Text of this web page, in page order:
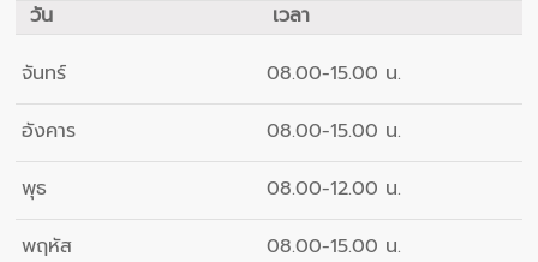
วัน
เวลา
จันทร์
08.00-15.00 น.
อังคาร
08.00-15.00 น.
พุธ
08.00-12.00 น.
พฤหัส
08.00-15.00 น.